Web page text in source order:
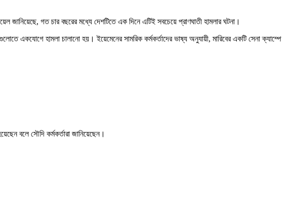
জানিয়েছে, গত চার বছরের মধ্যে দেশটিতে এক দিনে এটিই সবচেয়ে প্রাণঘাতী হামলার ঘটনা।
একযোগে হামলা চালানো হয়। ইয়েমেনের সামরিক কর্মকর্তাদের ভাষ্য অনুযায়ী, মারিবের একটি সেনা ক্যাম্পে
বলে সৌদি কর্মকর্তারা জানিয়েছেন।